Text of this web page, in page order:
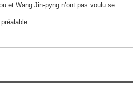
et Wang Jin-pyng n’ont pas voulu se